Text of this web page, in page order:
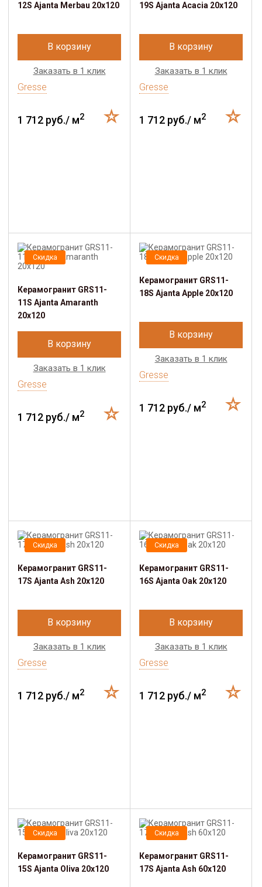
12S Ajanta Merbau 20х120
В корзину
Заказать в 1 клик
Gresse
1 712 руб./ м2
19S Ajanta Acacia 20х120
В корзину
Заказать в 1 клик
Gresse
1 712 руб./ м2
Скидка
Керамогранит GRS11-
11S Ajanta Amaranth
20х120
В корзину
Заказать в 1 клик
Gresse
1 712 руб./ м2
Скидка
Керамогранит GRS11-
18S Ajanta Apple 20х120
В корзину
Заказать в 1 клик
Gresse
1 712 руб./ м2
Скидка
Керамогранит GRS11-
17S Ajanta Ash 20х120
В корзину
Заказать в 1 клик
Gresse
1 712 руб./ м2
Скидка
Керамогранит GRS11-
16S Ajanta Oak 20х120
В корзину
Заказать в 1 клик
Gresse
1 712 руб./ м2
Скидка
Керамогранит GRS11-
15S Ajanta Oliva 20х120
Скидка
Керамогранит GRS11-
17S Ajanta Ash 60х120